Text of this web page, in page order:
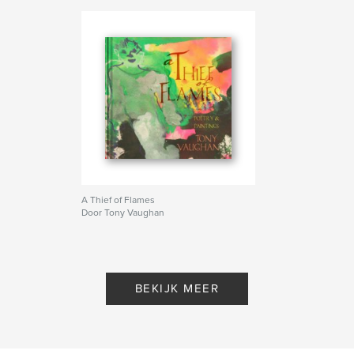
A Thief of Flames
Door Tony Vaughan
BEKIJK MEER